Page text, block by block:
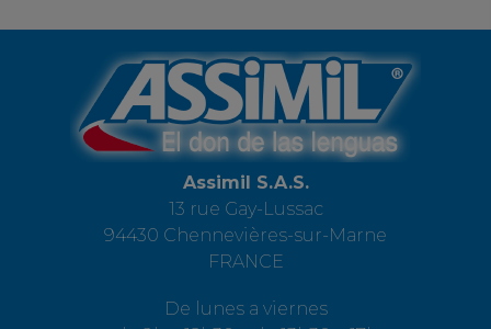
Assimil S.A.S.
13 rue Gay-Lussac
94430 Chennevières-sur-Marne
FRANCE
De lunes a viernes